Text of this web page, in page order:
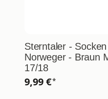
Sterntaler -
Norweger - Braun
17/18
9,99 €*